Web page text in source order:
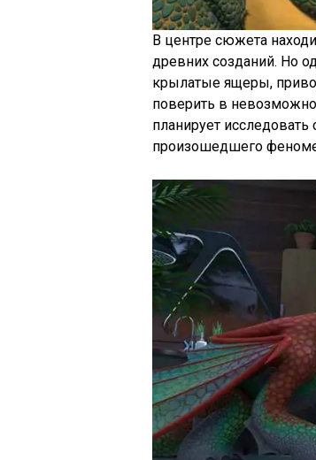
В центре сюжета
древних созданий. Но
крылатые ящеры,
поверить в
планирует
произошедшего